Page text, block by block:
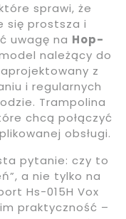
sprawi, że
się prostsza i
uwagę na Hop-
należący do
z
i regularnych
Trampolina
chcą połączyć
obsługi.
pytanie: czy to
a nie tylko na
Hs-015H Vox
praktyczność –